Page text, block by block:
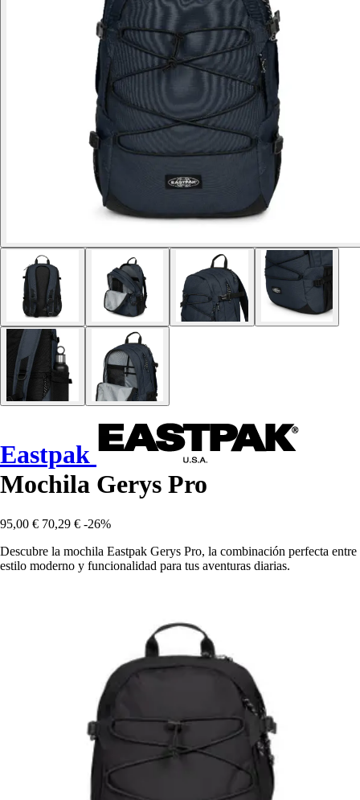
Eastpak
Mochila Gerys Pro
95,00 € 70,29 € -26%
Descubre la mochila Eastpak Gerys Pro, la combinación perfecta entre
estilo moderno y funcionalidad para tus aventuras diarias.